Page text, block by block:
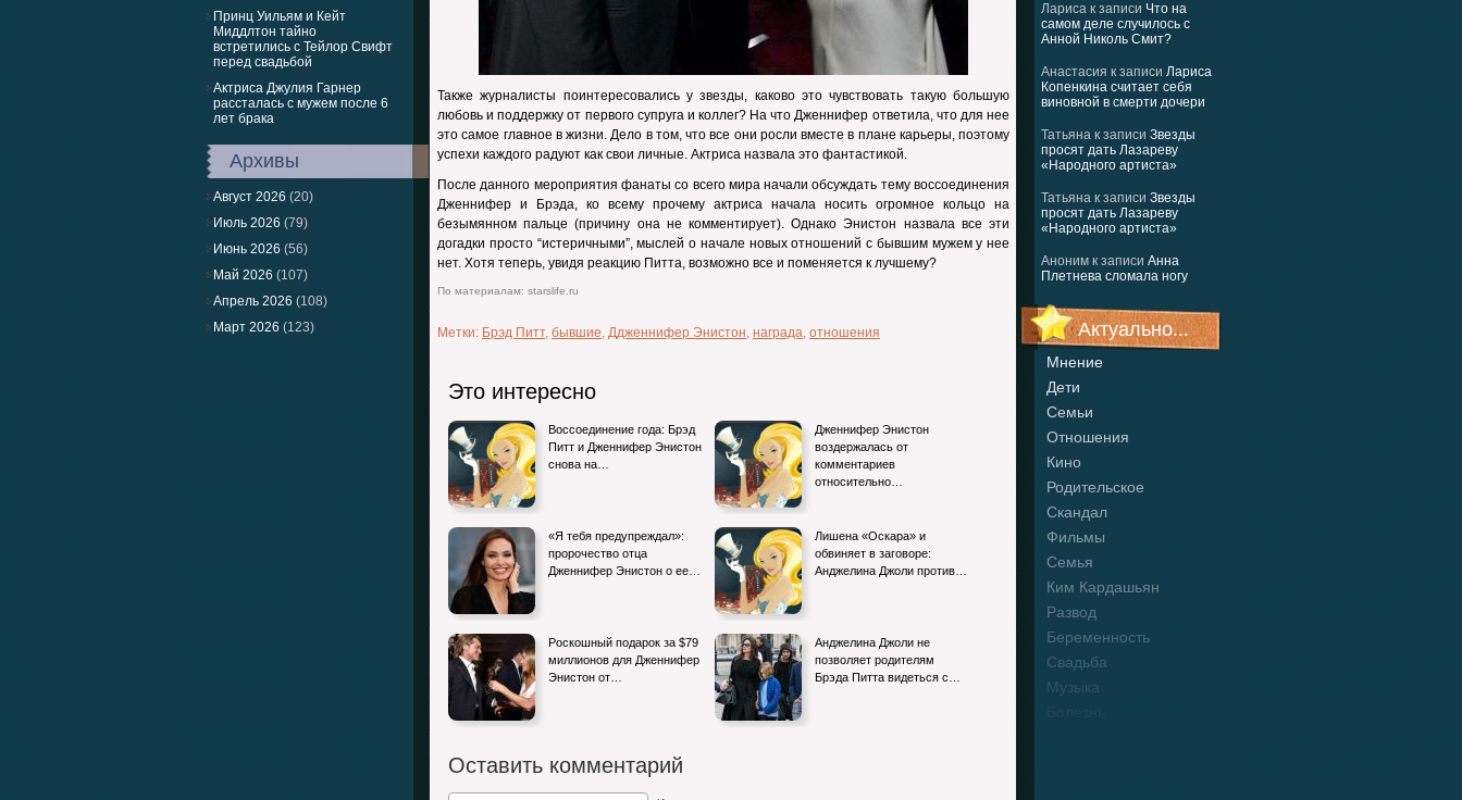
Лариса к записи Что на
самом деле случилось с
Анной Николь Смит?
Анастасия к записи Лариса
Копенкина считает себя
виновной в смерти дочери
Татьяна к записи Звезды
просят дать Лазареву
«Народного артиста»
Татьяна к записи Звезды
просят дать Лазареву
«Народного артиста»
Аноним к записи Анна
Плетнева сломала ногу
Актуально...
Мнение
Дети
Семьи
Отношения
Кино
Родительское
Скандал
Фильмы
Семья
Ким Кардашьян
Развод
Беременность
Свадьба
Музыка
Принц Уильям и Кейт
Миддлтон тайно
встретились с Тейлор Свифт
перед свадьбой
Актриса Джулия Гарнер
рассталась с мужем после 6
лет брака
Архивы
Август 2026 (20)
Июль 2026 (79)
Июнь 2026 (56)
Май 2026 (107)
Апрель 2026 (108)
Март 2026 (123)
Также журналисты поинтересовались у звезды, каково это чувствовать такую большую
любовь и поддержку от первого супруга и коллег? На что Дженнифер ответила, что для нее
это самое главное в жизни. Дело в том, что все они росли вместе в плане карьеры, поэтому
успехи каждого радуют как свои личные. Актриса назвала это фантастикой.
После данного мероприятия фанаты со всего мира начали обсуждать тему воссоединения
Дженнифер и Брэда, ко всему прочему актриса начала носить огромное кольцо на
безымянном пальце (причину она не комментирует). Однако Энистон назвала все эти
догадки просто “истеричными”, мыслей о начале новых отношений с бывшим мужем у нее
нет. Хотя теперь, увидя реакцию Питта, возможно все и поменяется к лучшему?
По материалам: starslife.ru
Метки: Брэд Питт, бывшие, Ддженнифер Энистон, награда, отношения
Это интересно
Воссоединение года: Брэд
Питт и Дженнифер Энистон
снова на…
Дженнифер Энистон
воздержалась от
комментариев
относительно…
«Я тебя предупреждал»:
пророчество отца
Дженнифер Энистон о ее…
Лишена «Оскара» и
обвиняет в заговоре:
Анджелина Джоли против…
Роскошный подарок за $79
миллионов для Дженнифер
Энистон от…
Анджелина Джоли не
позволяет родителям
Брэда Питта видеться с…
Оставить комментарий